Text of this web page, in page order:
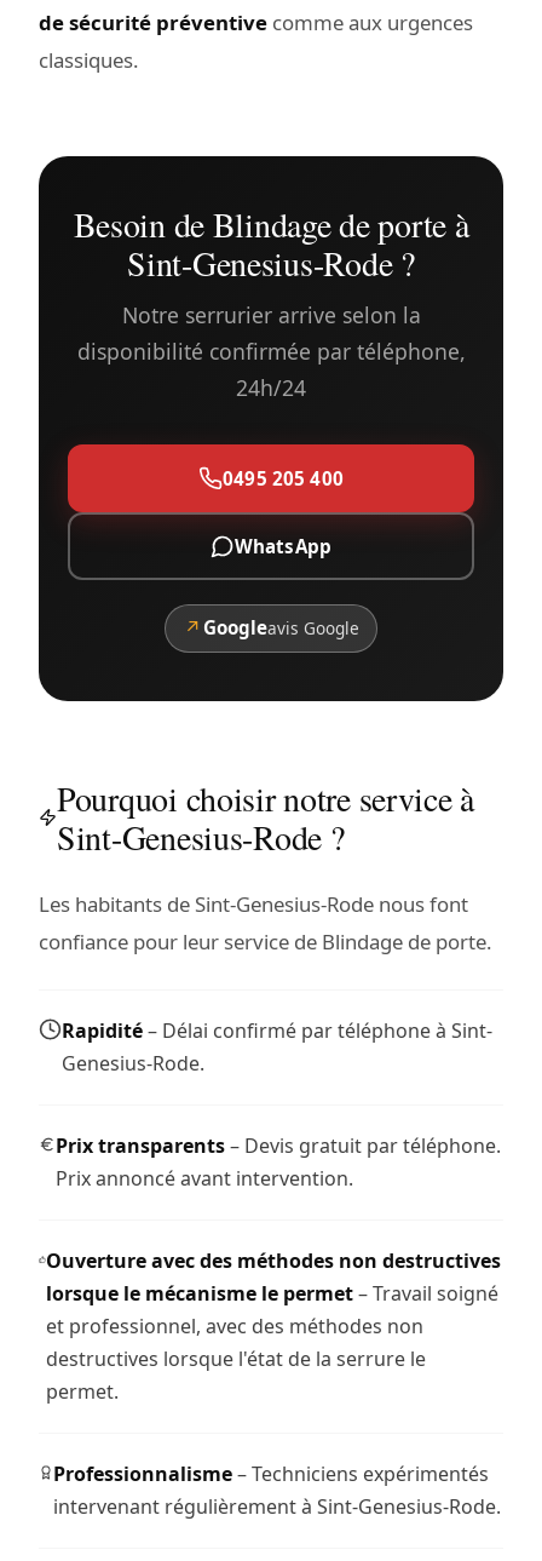
de sécurité préventive comme aux urgences
classiques.
Besoin de Blindage de porte à
Sint-Genesius-Rode ?
Notre serrurier arrive selon la
disponibilité confirmée par téléphone,
24h/24
0495 205 400
WhatsApp
↗ Googleavis Google
Pourquoi choisir notre service à
Sint-Genesius-Rode ?
Les habitants de Sint-Genesius-Rode nous font
confiance pour leur service de Blindage de porte.
Rapidité– Délai confirmé par téléphone à Sint-
Genesius-Rode.
Prix transparents– Devis gratuit par téléphone.
Prix annoncé avant intervention.
Ouverture avec des méthodes non destructives
lorsque le mécanisme le permet– Travail soigné
et professionnel, avec des méthodes non
destructives lorsque l'état de la serrure le
permet.
Professionnalisme– Techniciens expérimentés
intervenant régulièrement à Sint-Genesius-Rode.